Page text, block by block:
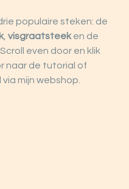
populaire steken: de
, visgraatsteek en de
Scroll even door en klik
naar de tutorial of
mijn webshop.